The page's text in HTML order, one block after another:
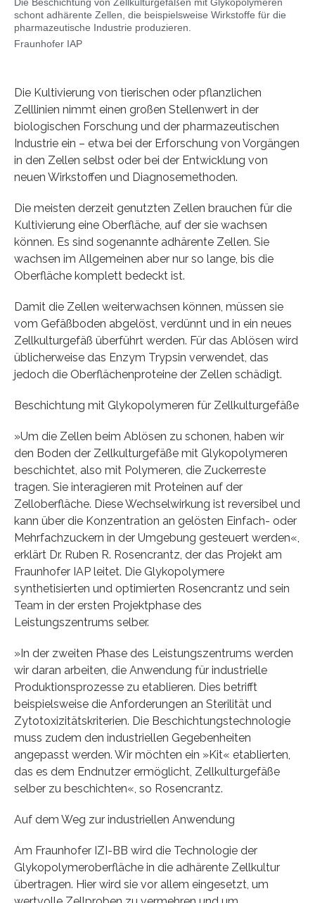
Die Beschichtung von Zellkulturgefäßen mit Glykopolymeren
schont adhärente Zellen, die beispielsweise Wirkstoffe für die
pharmazeutische Industrie produzieren.
Fraunhofer IAP
Die Kultivierung von tierischen oder pflanzlichen
Zelllinien nimmt einen großen Stellenwert in der
biologischen Forschung und der pharmazeutischen
Industrie ein – etwa bei der Erforschung von Vorgängen
in den Zellen selbst oder bei der Entwicklung von
neuen Wirkstoffen und Diagnosemethoden.
Die meisten derzeit genutzten Zellen brauchen für die
Kultivierung eine Oberfläche, auf der sie wachsen
können. Es sind sogenannte adhärente Zellen. Sie
wachsen im Allgemeinen aber nur so lange, bis die
Oberfläche komplett bedeckt ist.
Damit die Zellen weiterwachsen können, müssen sie
vom Gefäßboden abgelöst, verdünnt und in ein neues
Zellkulturgefäß überführt werden. Für das Ablösen wird
üblicherweise das Enzym Trypsin verwendet, das
jedoch die Oberflächenproteine der Zellen schädigt.
Beschichtung mit Glykopolymeren für Zellkulturgefäße
»Um die Zellen beim Ablösen zu schonen, haben wir
den Boden der Zellkulturgefäße mit Glykopolymeren
beschichtet, also mit Polymeren, die Zuckerreste
tragen. Sie interagieren mit Proteinen auf der
Zelloberfläche. Diese Wechselwirkung ist reversibel und
kann über die Konzentration an gelösten Einfach- oder
Mehrfachzuckern in der Umgebung gesteuert werden«,
erklärt Dr. Ruben R. Rosencrantz, der das Projekt am
Fraunhofer IAP leitet. Die Glykopolymere
synthetisierten und optimierten Rosencrantz und sein
Team in der ersten Projektphase des
Leistungszentrums selber.
»In der zweiten Phase des Leistungszentrums werden
wir daran arbeiten, die Anwendung für industrielle
Produktionsprozesse zu etablieren. Dies betrifft
beispielsweise die Anforderungen an Sterilität und
Zytotoxizitätskriterien. Die Beschichtungstechnologie
muss zudem den industriellen Gegebenheiten
angepasst werden. Wir möchten ein »Kit« etablierten,
das es dem Endnutzer ermöglicht, Zellkulturgefäße
selber zu beschichten«, so Rosencrantz.
Auf dem Weg zur industriellen Anwendung
Am Fraunhofer IZI-BB wird die Technologie der
Glykopolymeroberfläche in die adhärente Zellkultur
übertragen. Hier wird sie vor allem eingesetzt, um